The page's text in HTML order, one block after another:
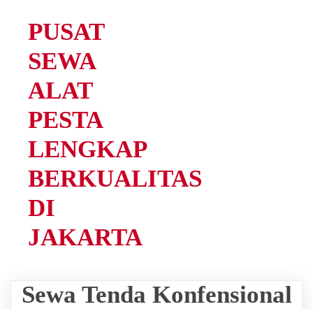
PUSAT
SEWA
ALAT
PESTA
LENGKAP
BERKUALITAS
DI
JAKARTA
Sewa Tenda Konfensional